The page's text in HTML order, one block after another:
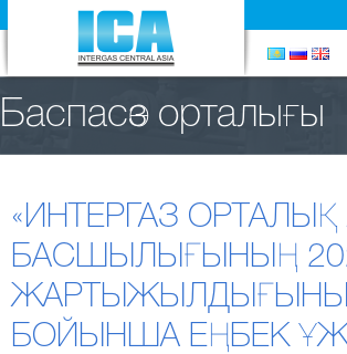
Баспасөз орталығы
«ИНТЕРГАЗ ОРТАЛЫҚ
БАСШЫЛЫҒЫНЫҢ
БОЙЫНША ЕҢБЕК